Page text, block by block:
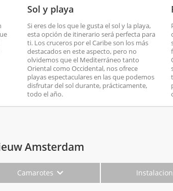
Sol y playa
Si eres de los que le gusta el sol y la playa,
esta opción de itinerario será perfecta para
ti. Los cruceros por el Caribe son los más
destacados en este aspecto, pero no
olvidemos que el Mediterráneo tanto
Oriental como Occidental, nos ofrece
playas espectaculares en las que podemos
disfrutar del sol durante, prácticamente,
todo el año.
Amsterdam
Camarotes